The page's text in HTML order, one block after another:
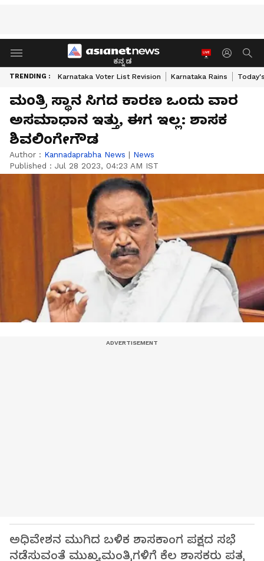
ಕನ್ನಡ
TRENDING : Karnataka Voter List Revision Karnataka Rains
ಮಂತ್ರಿ ಸ್ಥಾನ ಸಿಗದ ಕಾರಣ ಒಂದು ವಾರ
ಅಸಮಾಧಾನ ಇತ್ತು, ಈಗ ಇಲ್ಲ: ಶಾಸಕ
ಶಿವಲಿಂಗೇಗೌಡ
Author : Kannadaprabha News | News
Published : Jul 28 2023, 04:23 AM IST
ಅಧಿವೇಶನ ಮುಗಿದ ಬಳಿಕ ಶಾಸಕಾಂಗ ಪಕ್ಷದ ಸಭೆ
ನಡೆಸುವಂತೆ ಮುಖ್ಯಮಂತ್ರಿಗಳಿಗೆ ಕೆಲ ಶಾಸಕರು ಪತ್ರ